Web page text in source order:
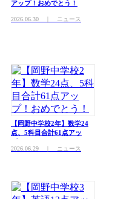
アップ！おめでとう！
2026.06.30 ｜ ニュース
【岡野中学校2年】数学24
点、5科目合計61点アッ
2026.06.29 ｜ ニュース